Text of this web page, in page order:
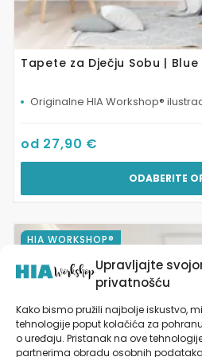
Upravljajte
privatnošću
Kako bismo pružili najbolje iskustvo,
tehnologije poput kolačića za
o uređaju. Pristanak na ove
partnerima obradu osobnih
Tapete za Dječju Sobu |
Originalne HIA Workshop®
od 27,90 €
ODABERITE
HIA WORKSHOP®
Ovaj
ima
varijanti.
Opcije
se